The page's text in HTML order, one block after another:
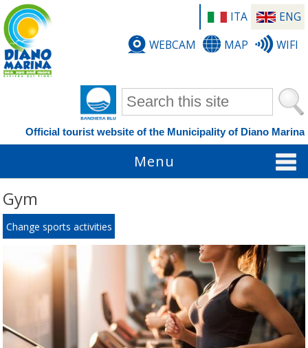
ITA
ENG
WEBCAM
MAP WIFI
Search form
Official tourist website of the Municipality of Diano Marina
Menu
Gym
Change sports activities